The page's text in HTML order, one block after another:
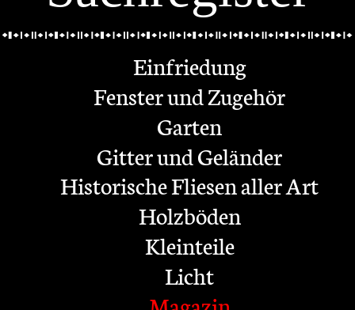
Einfriedung
Fenster und Zugehör
Garten
Gitter und Geländer
Historische Fliesen aller Art
Holzböden
Kleinteile
Licht